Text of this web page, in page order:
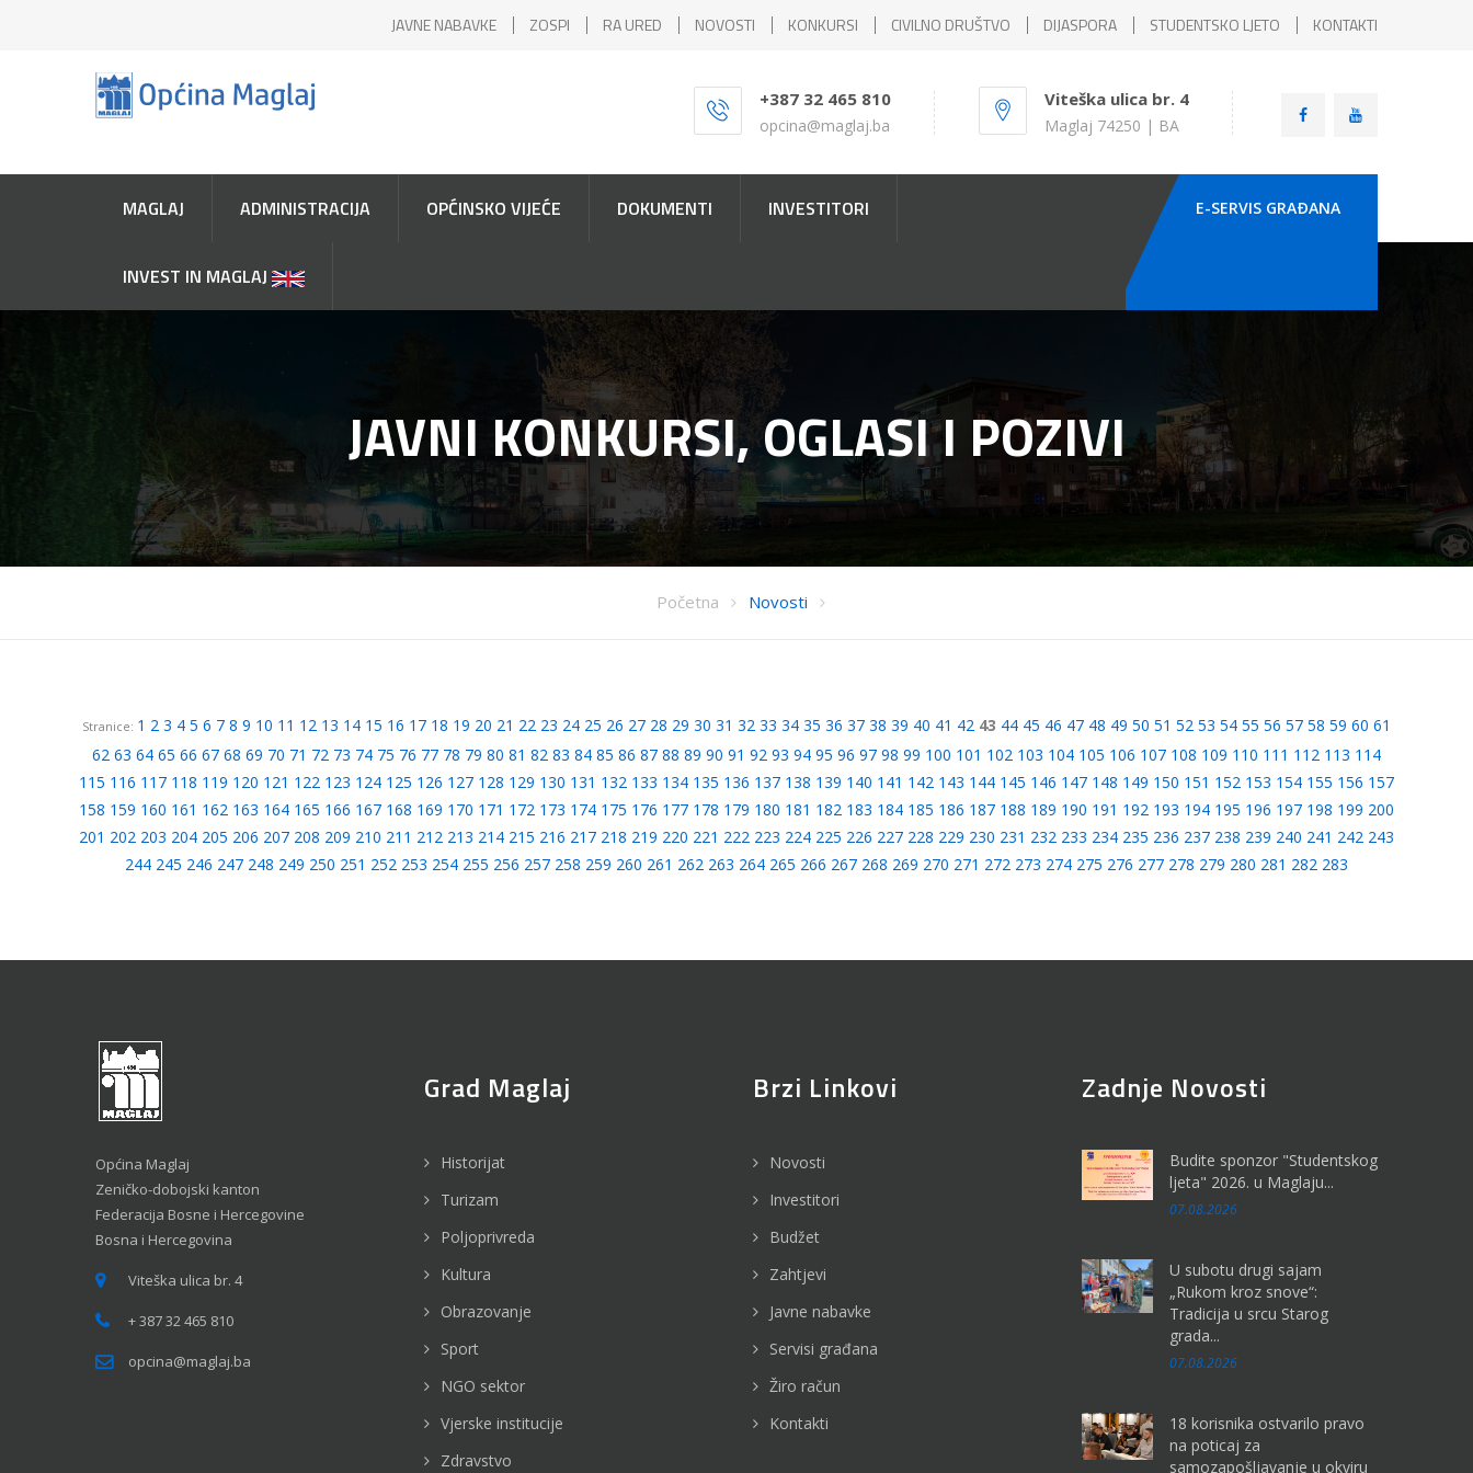
JAVNE NABAVKE ZOSPI RA URED NOVOSTI KONKURSI CIVILNO DRUŠTVO DIJASPORA STUDENTSKO LJETO KONTAKTI
+387 32 465 810
opcina@maglaj.ba
Viteška ulica br. 4
Maglaj 74250 | BA
MAGLAJ ADMINISTRACIJA OPĆINSKO VIJEĆE DOKUMENTI INVESTITORI
INVEST IN MAGLAJ
E-SERVIS GRAÐANA
JAVNI KONKURSI, OGLASI I POZIVI
Početna Novosti
Stranice: 1 2 3 4 5 6 7 8 9 10 11 12 13 14 15 16 17 18 19 20 21 22 23 24 25 26 27 28 29 30 31 32 33 34 35 36 37 38 39 40 41 42 43 44 45 46 47 48 49 50 51 52 53 54 55 56 57 58 59 60 61
62 63 64 65 66 67 68 69 70 71 72 73 74 75 76 77 78 79 80 81 82 83 84 85 86 87 88 89 90 91 92 93 94 95 96 97 98 99 100 101 102 103 104 105 106 107 108 109 110 111 112 113 114
115 116 117 118 119 120 121 122 123 124 125 126 127 128 129 130 131 132 133 134 135 136 137 138 139 140 141 142 143 144 145 146 147 148 149 150 151 152 153 154 155 156 157
158 159 160 161 162 163 164 165 166 167 168 169 170 171 172 173 174 175 176 177 178 179 180 181 182 183 184 185 186 187 188 189 190 191 192 193 194 195 196 197 198 199 200
201 202 203 204 205 206 207 208 209 210 211 212 213 214 215 216 217 218 219 220 221 222 223 224 225 226 227 228 229 230 231 232 233 234 235 236 237 238 239 240 241 242 243
244 245 246 247 248 249 250 251 252 253 254 255 256 257 258 259 260 261 262 263 264 265 266 267 268 269 270 271 272 273 274 275 276 277 278 279 280 281 282 283
Općina Maglaj
Zeničko-dobojski kanton
Federacija Bosne i Hercegovine
Bosna i Hercegovina
Viteška ulica br. 4
+ 387 32 465 810
opcina@maglaj.ba
Grad Maglaj
Historijat
Turizam
Poljoprivreda
Kultura
Obrazovanje
Sport
NGO sektor
Vjerske institucije
Zdravstvo
Brzi Linkovi
Novosti
Investitori
Budžet
Zahtjevi
Javne nabavke
Servisi građana
Žiro račun
Kontakti
Zadnje Novosti
Budite sponzor "Studentskog
ljeta" 2026. u Maglaju...
07.08.2026
U subotu drugi sajam
„Rukom kroz snove“:
Tradicija u srcu Starog
grada...
07.08.2026
18 korisnika ostvarilo pravo
na poticaj za
samozapošljavanje u okviru